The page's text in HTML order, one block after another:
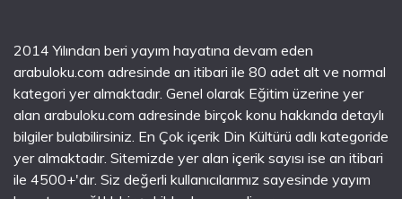
2014 Yılından beri yayım hayatına devam eden
arabuloku.com adresinde an itibari ile 80 adet alt ve normal
kategori yer almaktadır. Genel olarak Eğitim üzerine yer
alan arabuloku.com adresinde birçok konu hakkında detaylı
bilgiler bulabilirsiniz. En Çok içerik Din Kültürü adlı kategoride
yer almaktadır. Sitemizde yer alan içerik sayısı ise an itibari
ile 4500+'dır. Siz değerli kullanıcılarımız sayesinde yayım